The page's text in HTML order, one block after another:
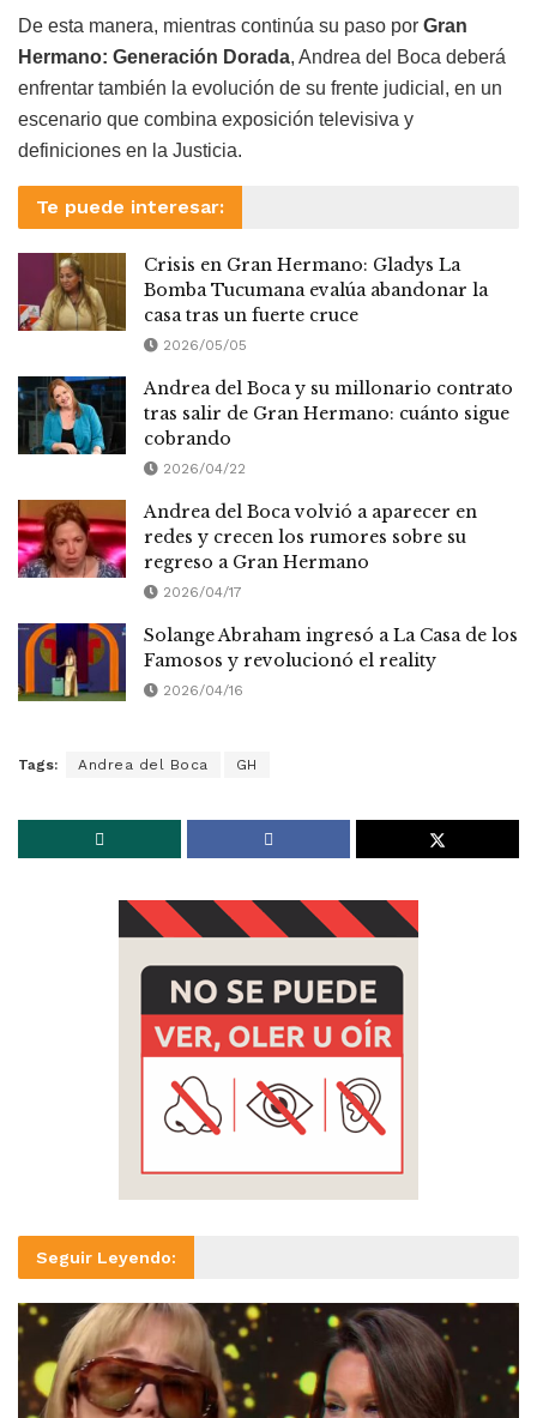
De esta manera, mientras continúa su paso por Gran
Hermano: Generación Dorada, Andrea del Boca deberá
enfrentar también la evolución de su frente judicial, en un
escenario que combina exposición televisiva y
definiciones en la Justicia.
Te puede interesar:
Crisis en Gran Hermano: Gladys La
Bomba Tucumana evalúa abandonar la
casa tras un fuerte cruce
2026/05/05
Andrea del Boca y su millonario contrato
tras salir de Gran Hermano: cuánto sigue
cobrando
2026/04/22
Andrea del Boca volvió a aparecer en
redes y crecen los rumores sobre su
regreso a Gran Hermano
2026/04/17
Solange Abraham ingresó a La Casa de los
Famosos y revolucionó el reality
2026/04/16
Tags: Andrea del Boca GH
Seguir Leyendo: